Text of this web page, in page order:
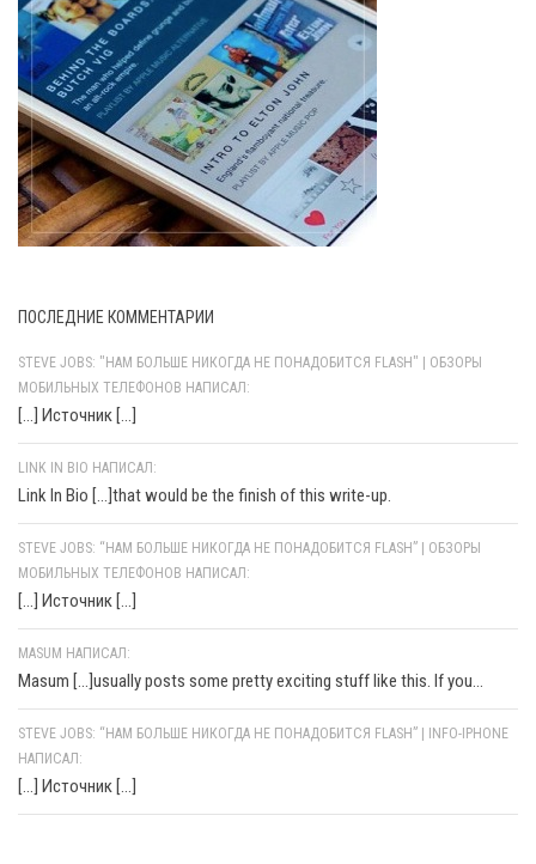
ПОСЛЕДНИЕ КОММЕНТАРИИ
STEVE JOBS: "НАМ БОЛЬШЕ НИКОГДА НЕ ПОНАДОБИТСЯ FLASH" | ОБЗОРЫ
МОБИЛЬНЫХ ТЕЛЕФОНОВ НАПИСАЛ:
[…] Источник […]
LINK IN BIO НАПИСАЛ:
Link In Bio [...]that would be the finish of this write-up.
STEVE JOBS: “НАМ БОЛЬШЕ НИКОГДА НЕ ПОНАДОБИТСЯ FLASH” | ОБЗОРЫ
МОБИЛЬНЫХ ТЕЛЕФОНОВ НАПИСАЛ:
[…] Источник […]
MASUM НАПИСАЛ:
Masum [...]usually posts some pretty exciting stuff like this. If you...
STEVE JOBS: “НАМ БОЛЬШЕ НИКОГДА НЕ ПОНАДОБИТСЯ FLASH” | INFO-IPHONE
НАПИСАЛ:
[…] Источник […]